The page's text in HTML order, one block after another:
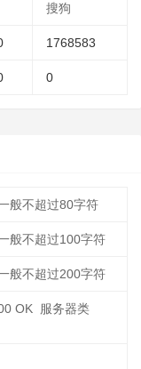
搜狗
1768583
0
般不超过80字符
般不超过100字符
般不超过200字符
OK 服务器类